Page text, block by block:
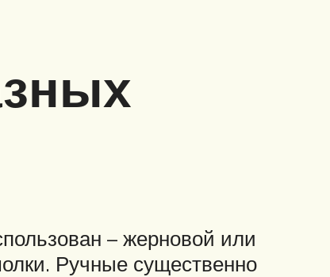
– жерновой или
Ручные существенно